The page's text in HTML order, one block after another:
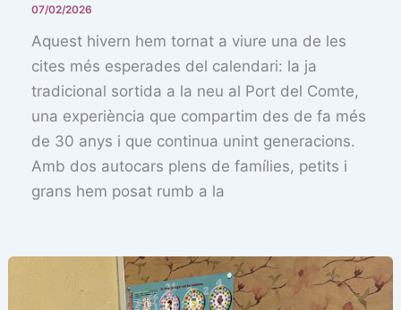
07/02/2026
Aquest hivern hem tornat a viure una de les
cites més esperades del calendari: la ja
tradicional sortida a la neu al Port del Comte,
una experiència que compartim des de fa més
de 30 anys i que continua unint generacions.
Amb dos autocars plens de famílies, petits i
grans hem posat rumb a la